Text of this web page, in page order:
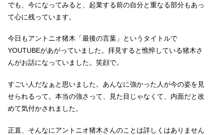
でも、今になってみると、起業する前の自分と重なる部分もあっ
て心に残っています。
今日もアントニオ猪木「最後の言葉」というタイトルで
YOUTUBEがあがっていました。拝見すると憔悴している猪木さ
んがお話になっていました。笑顔で。
すごい人だなぁと思いました。あんなに強かった人が今の姿を見
せられるって。本当の強さって、見た目じゃなくて、内面だと改
めて気付かされました。
正直、そんなにアントニオ猪木さんのことは詳しくはありません